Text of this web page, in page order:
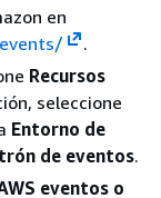
en
.
Recursos
seleccione
Entorno de
de eventos.
eventos o